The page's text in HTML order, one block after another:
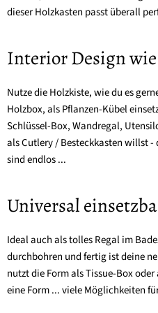
dieser Holzkasten passt überall
Interior Design
Nutze die Holzkiste, wie du es
Holzbox, als Pflanzen-Kübel
Schlüssel-Box, Wandregal,
als Cutlery / Besteckkasten willst
sind endlos ...
Universal
Ideal auch als tolles Regal im
durchbohren und fertig ist deine
nutzt die Form als Tissue-Box
eine Form ... viele Möglichkeiten